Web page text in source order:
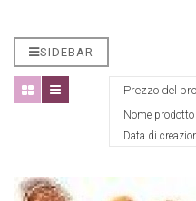
SIDEBAR
Prezzo del
Nome prodotto
Data di